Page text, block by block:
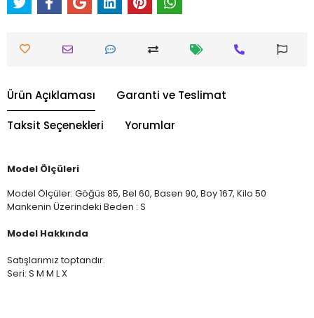
Ürün Açıklaması Garanti ve Teslimat
Taksit Seçenekleri Yorumlar
Model Ölçüleri
Model Ölçüler: Göğüs 85, Bel 60, Basen 90, Boy 167, Kilo 50
Mankenin Üzerindeki Beden : S
Model Hakkında
Satışlarımız toptandır.
Seri: S M M L X